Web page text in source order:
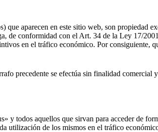
que aparecen en este sitio web, son
conformidad con el Art. 34 de la Ley 17/
en el tráfico económico. Por consiguiente,
precedente se efectúa sin finalidad
y todos aquellos que sirvan para acceder de
de los mismos en el tráfico económico